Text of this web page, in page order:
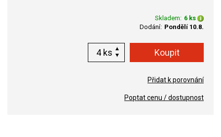
Skladem: 6 ks
Dodání: Pondělí 10.8.
ks
Přidat k porovnání
Poptat cenu / dostupnost